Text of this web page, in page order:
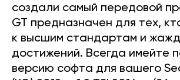
создали самый передовой
GT предназначен для тех,
к высшим стандартам и
достижений. Всегда имейте
версию софта для вашего